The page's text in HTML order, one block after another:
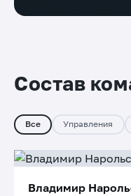
Состав
Все Управления
Владимир